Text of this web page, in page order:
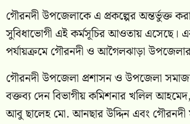
গৌরনদী উপজেলাকে এ প্রকল্পের অন্তর্ভুক্ত
সুবিধাভোগী এই কর্মসূচির আওতায় এসেছে।
পর্যায়ক্রমে গৌরনদী ও আগৈলঝাড়া
গৌরনদী উপজেলা প্রশাসন ও উপজেলা
বক্তব্য দেন বিভাগীয় কমিশনার খলিল
আবু ছালেহ মো. আনছার উদ্দিন এবং গৌরনদী